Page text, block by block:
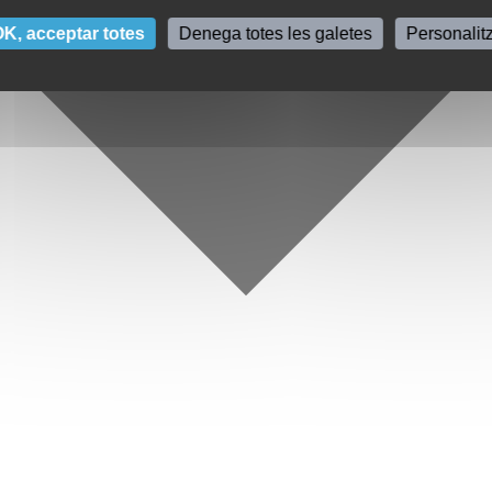
acceptar totes Denega totes les galetes